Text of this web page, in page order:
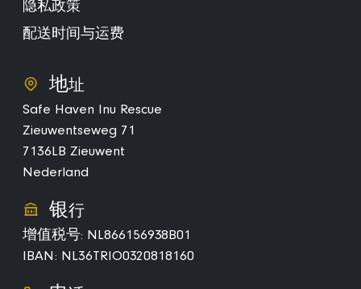
隐私政策
配送时间与运费
地址
Safe Haven Inu Rescue
Zieuwentseweg 71
7136LB Zieuwent
Nederland
银行
增值税号: NL866156938B01
IBAN: NL36TRIO0320818160